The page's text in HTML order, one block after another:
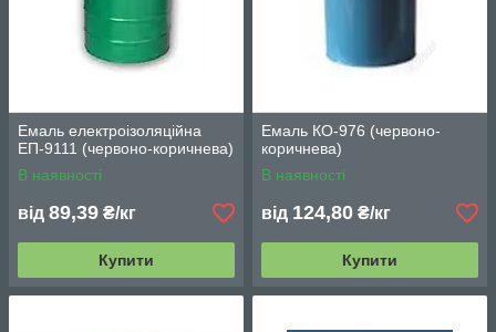
Емаль електроізоляційна
ЕП-9111 (червоно-коричнева)
В наявності
від 89,39 ₴/кг
Купити
Емаль КО-976 (червоно-
коричнева)
В наявності
від 124,80 ₴/кг
Купити